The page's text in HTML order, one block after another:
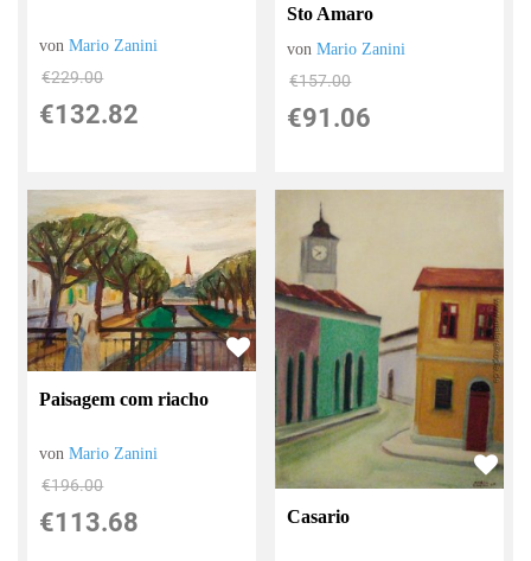
vonMario Zanini
€229.00
€132.82
Sto Amaro
vonMario Zanini
€157.00
€91.06
Paisagem com riacho
vonMario Zanini
€196.00
€113.68 Casario